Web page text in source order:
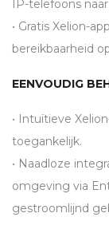
IP-telefoons
• Gratis Xelion-
bereikbaarheid
EENVOUDIG
• Intuïtieve
toegankelijk.
• Naadloze
omgeving via
gestroomlijnd